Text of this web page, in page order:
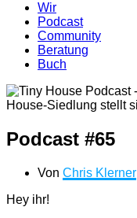
Wir
Podcast
Community
Beratung
Buch
Podcast #65
Von Chris Klerner
Hey ihr!